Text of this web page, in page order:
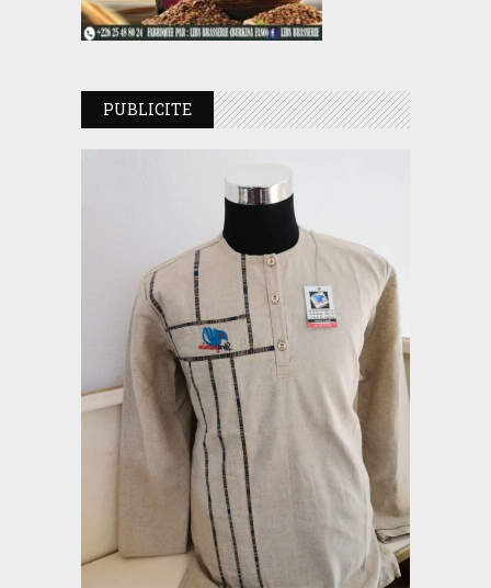
PUBLICITE